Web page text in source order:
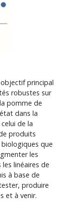
principal
robustes sur
pomme de
dans la
de la
produits
que
les
linéaires de
à base de
produire
et à venir.